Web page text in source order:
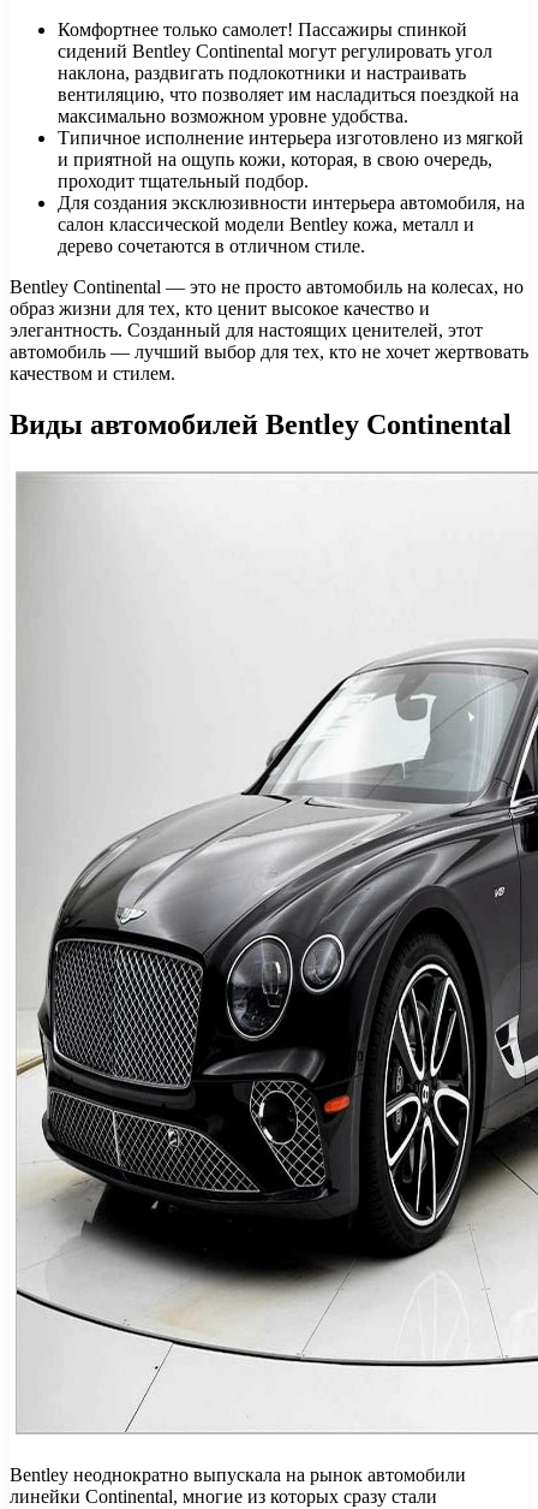
Комфортнее только самолет! Пассажиры спинкой
сидений Bentley Continental могут регулировать угол
наклона, раздвигать подлокотники и настраивать
вентиляцию, что позволяет им насладиться поездкой на
максимально возможном уровне удобства.
Типичное исполнение интерьера изготовлено из мягкой
и приятной на ощупь кожи, которая, в свою очередь,
проходит тщательный подбор.
Для создания эксклюзивности интерьера автомобиля, на
салон классической модели Bentley кожа, металл и
дерево сочетаются в отличном стиле.
Bentley Continental — это не просто автомобиль на колесах, но
образ жизни для тех, кто ценит высокое качество и
элегантность. Созданный для настоящих ценителей, этот
автомобиль — лучший выбор для тех, кто не хочет жертвовать
качеством и стилем.
Виды автомобилей Bentley Continental
Bentley неоднократно выпускала на рынок автомобили
линейки Continental, многие из которых сразу стали